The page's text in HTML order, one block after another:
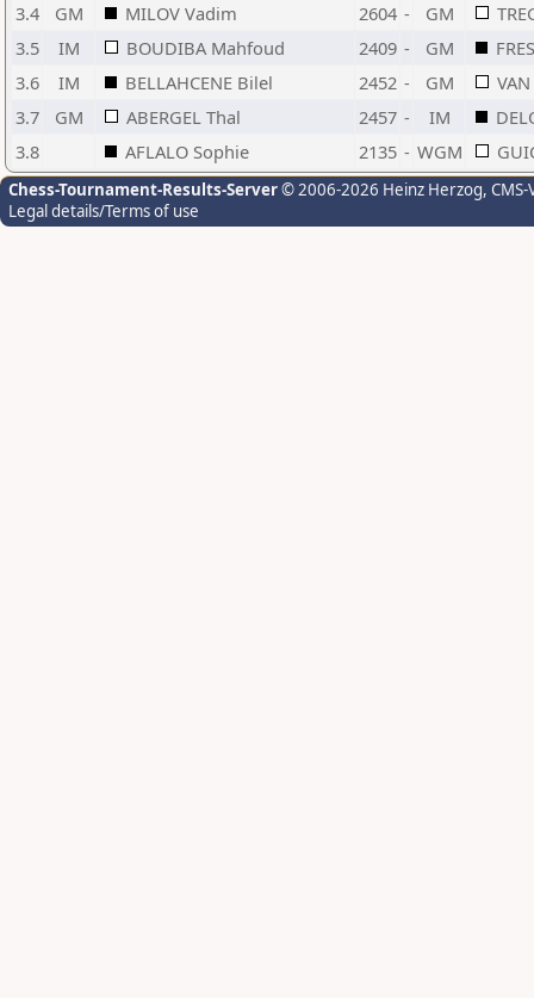
3.4
GM MILOV Vadim 2604 - GM
3.5
IM BOUDIBA Mahfoud 2409 - GM
3.6
IM BELLAHCENE Bilel 2452 - GM
3.7
GM ABERGEL Thal 2457 - IM
3.8
AFLALO Sophie 2135 - WGM
Chess-Tournament-Results-Server© 2006-2026 Heinz Herzog,
Legal details/Terms of use